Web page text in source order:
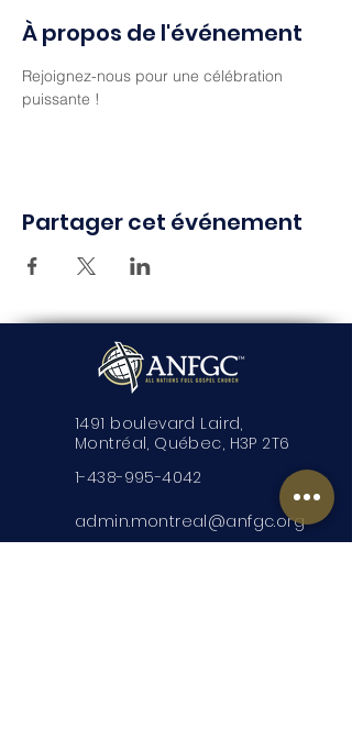
À propos de l'événement
Rejoignez-nous pour une célébration
puissante !
Partager cet événement
1491 boulevard Laird,
Montréal, Québec, H3P 2T6
1-438-995-4042
admin.montreal@anfgc.org